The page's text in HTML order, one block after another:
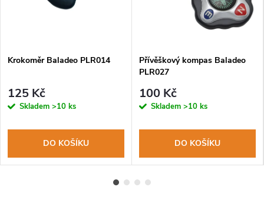
Krokoměr Baladeo PLR014
125 Kč
Skladem >10 ks
DO KOŠÍKU
Přívěškový kompas Baladeo
PLR027
100 Kč
Skladem >10 ks
DO KOŠÍKU